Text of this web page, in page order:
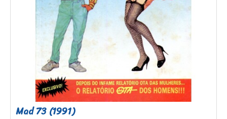
Mad 73 (1991)